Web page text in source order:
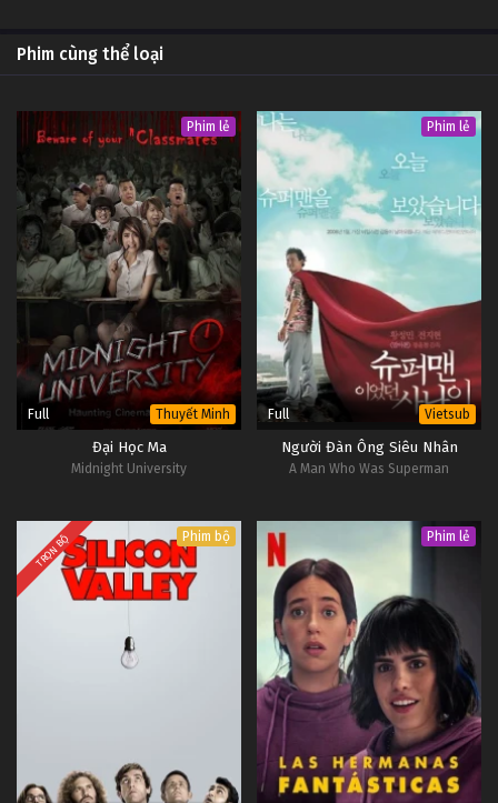
Phim cùng thể loại
Phim lẻ
Full Thuyết Minh
Đại Học Ma
Midnight University
Phim lẻ
Full Vietsub
Người Đàn Ông Siêu Nhân
A Man Who Was Superman
TRỌN BỘ Phim bộ Phim lẻ